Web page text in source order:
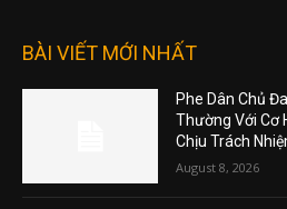
BÀI VIẾT MỚI NHẤT
Phe Dân Chủ
Thường Với Cơ
Chịu Trách
August 8, 2026